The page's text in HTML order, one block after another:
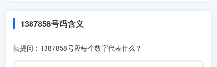
1387858号码含义
🙋提问：1387858号段每个数字代表什么？